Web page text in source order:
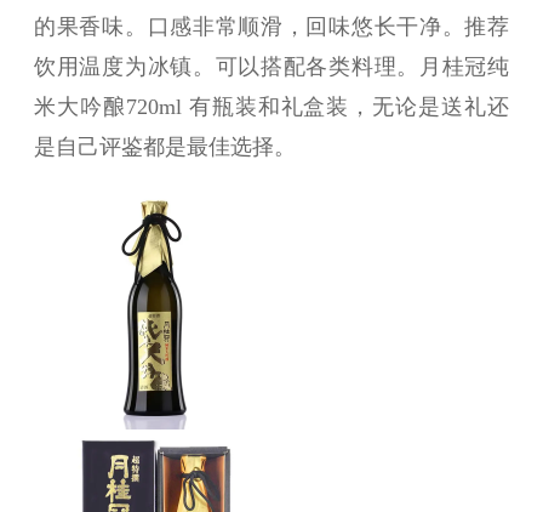
的果香味。口感非常顺滑，回味悠长干净。推荐
饮用温度为冰镇。可以搭配各类料理。
月桂冠纯
米大吟酿720ml 有瓶装和礼盒装， 无论是送礼还
是自己评鉴都是最佳选择。